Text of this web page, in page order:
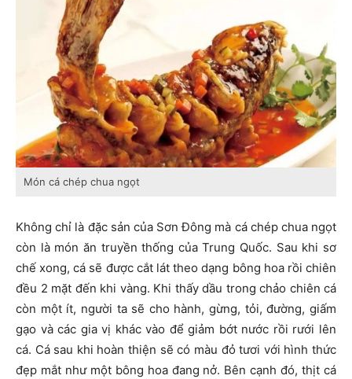
Món cá chép chua ngọt
Không chỉ là đặc sản của Sơn Đông mà cá chép chua ngọt
còn là món ăn truyền thống của Trung Quốc. Sau khi sơ
chế xong, cá sẽ được cắt lát theo dạng bông hoa rồi chiên
đều 2 mặt đến khi vàng. Khi thấy dầu trong chảo chiên cá
còn một ít, người ta sẽ cho hành, gừng, tỏi, đường, giấm
gạo và các gia vị khác vào để giảm bớt nước rồi rưới lên
cá. Cá sau khi hoàn thiện sẽ có màu đỏ tươi với hình thức
đẹp mắt như một bông hoa đang nở. Bên cạnh đó, thịt cá